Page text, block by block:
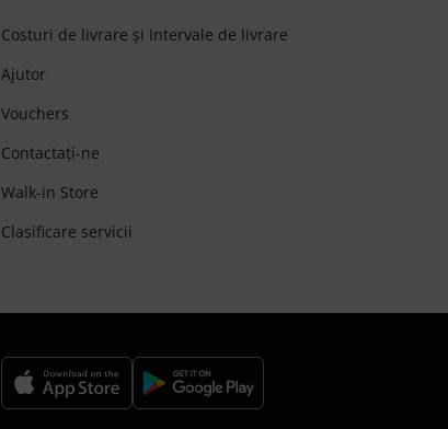
Costuri de livrare şi Intervale de livrare
Ajutor
Vouchers
Contactaţi-ne
Walk-in Store
Clasificare servicii